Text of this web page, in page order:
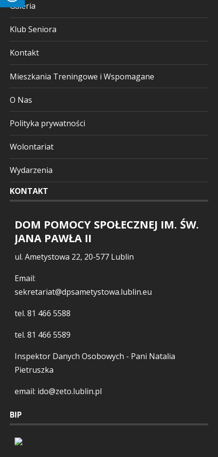
Galeria
Klub Seniora
Kontakt
Mieszkania Treningowe i Wspomagane
O Nas
Polityka prywatności
Wolontariat
Wydarzenia
KONTAKT
DOM POMOCY SPOŁECZNEJ IM. ŚW.
JANA PAWŁA II
ul. Ametystowa 22, 20-577 Lublin
Email:
sekretariat@dpsametystowa.lublin.eu
tel. 81 466 5588
tel. 81 466 5589
Inspektor Danych Osobowych - Pani Natalia
Pietruszka
email: ido@zeto.lublin.pl
BIP